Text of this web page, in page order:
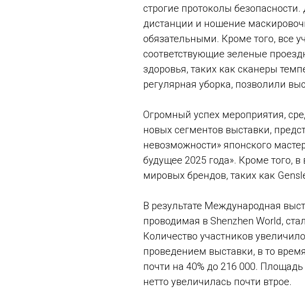
строгие протоколы
дистанции и ношение
обязательными. Кроме того, все
соответствующие зеленые
здоровья, таких как сканеры
регулярная уборка, позволили
Огромный успех мероприятия,
новых сегментов выставки,
невозможности» японского
будущее 2025 года». Кроме того,
мировых брендов, таких как
В результате Международная
проводимая в Shenzhen World,
Количество участников
проведением выставки, в то
почти на 40% до 216 000.
нетто увеличилась почти втрое.